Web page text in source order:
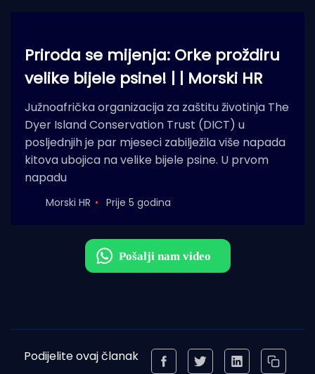
Priroda se mijenja: Orke proždiru
velike bijele psine! | | Morski HR
Južnoafrička organizacija za zaštitu životinja The
Dyer Island Conservation Trust (DICT) u
posljednjih je par mjeseci zabilježila više napada
kitova ubojica na velike bijele psine. U prvom
napadu
Morski HR Prije 5 godina
Podijelite ovaj članak